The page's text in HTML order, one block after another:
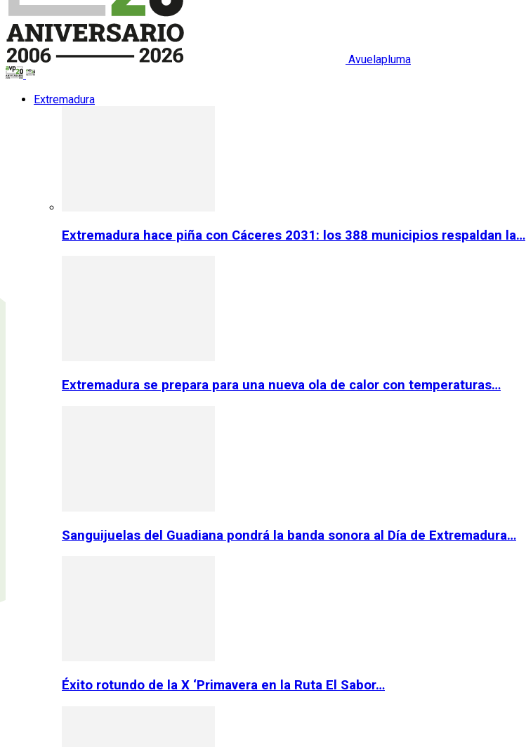
Avuelapluma
Extremadura
Extremadura hace piña con Cáceres 2031: los 388 municipios respaldan la…
Extremadura se prepara para una nueva ola de calor con temperaturas…
Sanguijuelas del Guadiana pondrá la banda sonora al Día de Extremadura…
Éxito rotundo de la X ‘Primavera en la Ruta El Sabor…